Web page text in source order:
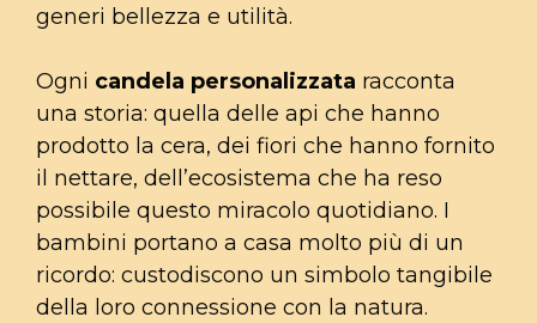
generi bellezza e utilità.
Ogni candela personalizzata racconta
una storia: quella delle api che hanno
prodotto la cera, dei fiori che hanno fornito
il nettare, dell’ecosistema che ha reso
possibile questo miracolo quotidiano. I
bambini portano a casa molto più di un
ricordo: custodiscono un simbolo tangibile
della loro connessione con la natura.